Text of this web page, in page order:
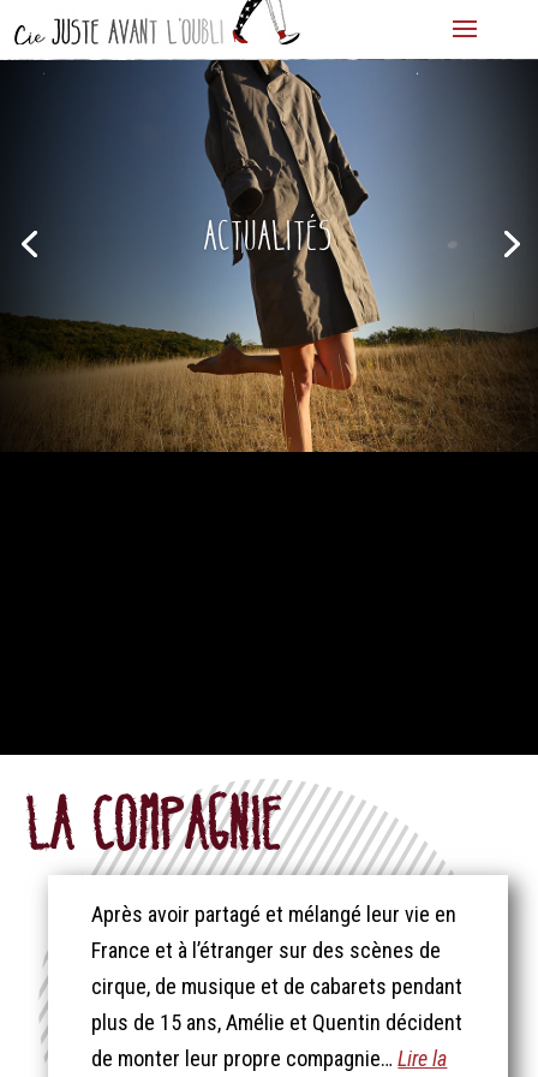
ACTUALITÉS
La compagnie
Après avoir partagé et mélangé leur vie en
France et à l’étranger sur des scènes de
cirque, de musique et de cabarets pendant
plus de 15 ans, Amélie et Quentin décident
de monter leur propre compagnie…Lire la